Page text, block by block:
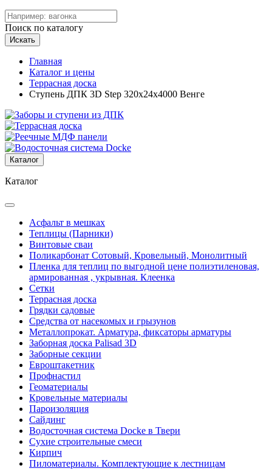
Поиск по каталогу
Искать
Главная
Каталог и цены
Террасная доска
Ступень ДПК 3D Step 320х24х4000 Венге
Каталог
Каталог
Асфальт в мешках
Теплицы (Парники)
Винтовые сваи
Поликарбонат Сотовый, Кровельный, Монолитный
Пленка для теплиц по выгодной цене полиэтиленовая,
армированная , укрывная. Клеенка
Сетки
Террасная доска
Грядки садовые
Средства от насекомых и грызунов
Металлопрокат. Арматура, фиксаторы арматуры
Заборная доска Palisad 3D
Заборные секции
Евроштакетник
Профнастил
Геоматериалы
Кровельные материалы
Пароизоляция
Сайдинг
Водосточная система Docke в Твери
Сухие строительные смеси
Кирпич
Пиломатериалы. Комплектующие к лестницам